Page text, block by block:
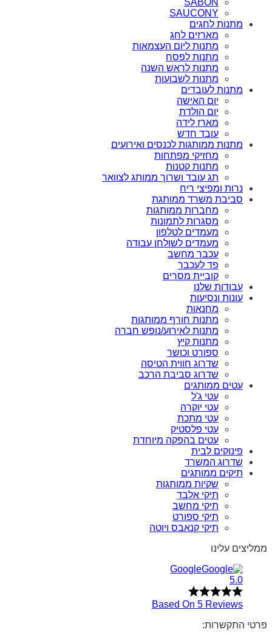
SABON
SAUCONY
מתנות לחגים
מארזים לחג
מתנות ליום העצמאות
מתנות לפסח
מתנות לראש השנה
מתנות לשבועות
מתנות לעובדים
יום האישה
יום הולדת
מארז לידה
עובד חדש
מתנות ממותגות לכנסים ואירועים
מחזיקי מפתחות
מתנות קטנות
תג עובד ושרוך ממותג לצוואר
נרות ומפיצי ריח
סביבת משרד ממותגת
מחברות ממותגות
מסגרות לתמונות
מעמדים לטלפון
מעמדים לשולחן עבודה
עכבר מחשב
פד לעכבר
קוביית מסרים
עבודות שלנו
עונות ונסיעות
מחנאות
מתנות חורף ממותגות
מתנות לאירוע/נופש חברה
מתנות קיץ
ספורט וכושר
שדרוג חווית הטיסה
שדרוג סביבת הרכב
עטים ממותגים
עטי ג'ל
עטי יוקרה
עטי מתכת
עטי פלסטיק
עטים בהפקה מיוחדת
פינוקים לבית
שדרוג המשרד
תיקים ממותגים
שקיות ממותגות
תיקי אלבד
תיקי מחשב
תיקי ספורט
תיקי קנאבס ויוטה
ממליצים עלינו
Google
5.0
Based On 5 Reviews
פרטי התקשרות: